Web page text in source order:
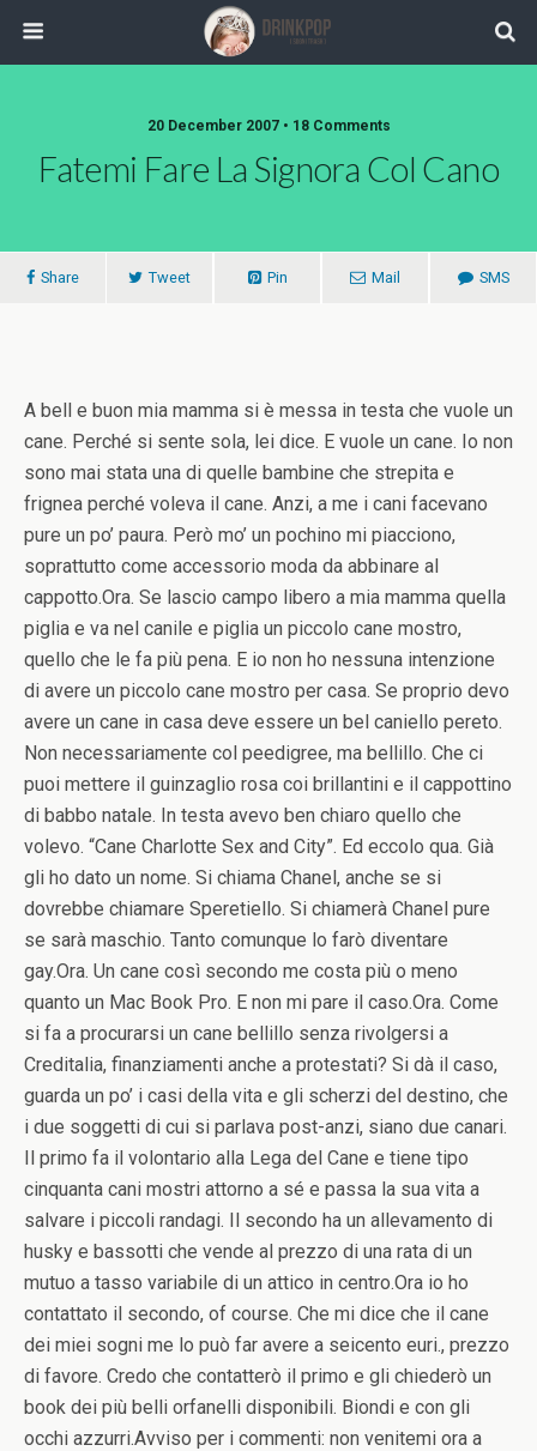
20 December 2007 • 18 Comments
Fatemi Fare La Signora Col Cano
Share Tweet Pin Mail SMS
A bell e buon mia mamma si è messa in testa che vuole un
cane. Perché si sente sola, lei dice. E vuole un cane. Io non
sono mai stata una di quelle bambine che strepita e
frignea perché voleva il cane. Anzi, a me i cani facevano
pure un po’ paura. Però mo’ un pochino mi piacciono,
soprattutto come accessorio moda da abbinare al
cappotto.Ora. Se lascio campo libero a mia mamma quella
piglia e va nel canile e piglia un piccolo cane mostro,
quello che le fa più pena. E io non ho nessuna intenzione
di avere un piccolo cane mostro per casa. Se proprio devo
avere un cane in casa deve essere un bel caniello pereto.
Non necessariamente col peedigree, ma bellillo. Che ci
puoi mettere il guinzaglio rosa coi brillantini e il cappottino
di babbo natale. In testa avevo ben chiaro quello che
volevo. “Cane Charlotte Sex and City”. Ed eccolo qua. Già
gli ho dato un nome. Si chiama Chanel, anche se si
dovrebbe chiamare Speretiello. Si chiamerà Chanel pure
se sarà maschio. Tanto comunque lo farò diventare
gay.Ora. Un cane così secondo me costa più o meno
quanto un Mac Book Pro. E non mi pare il caso.Ora. Come
si fa a procurarsi un cane bellillo senza rivolgersi a
Creditalia, finanziamenti anche a protestati? Si dà il caso,
guarda un po’ i casi della vita e gli scherzi del destino, che
i due soggetti di cui si parlava post-anzi, siano due canari.
Il primo fa il volontario alla Lega del Cane e tiene tipo
cinquanta cani mostri attorno a sé e passa la sua vita a
salvare i piccoli randagi. Il secondo ha un allevamento di
husky e bassotti che vende al prezzo di una rata di un
mutuo a tasso variabile di un attico in centro.Ora io ho
contattato il secondo, of course. Che mi dice che il cane
dei miei sogni me lo può far avere a seicento euri., prezzo
di favore. Credo che contatterò il primo e gli chiederò un
book dei più belli orfanelli disponibili. Biondi e con gli
occhi azzurri.Avviso per i commenti: non venitemi ora a